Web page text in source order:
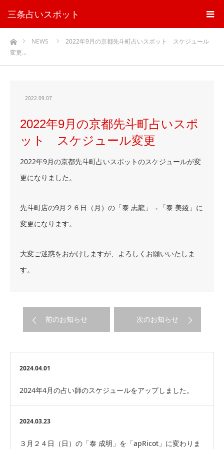
三条占いスポット
ホームNEWS
2022年9月の京都先斗町占いスポット スケジュール
変更…
2022.09.07
2022年9月の京都先斗町占いスポ
ット スケジュール変更
2022年9月の京都先斗町占いスポットのスケジュールが変
更になりました。
先斗町店の9月２６日（月）の「泰 志龍」→「泰 美綾」に
変更になります。
大変ご迷惑をおかけしますが、よろしくお願いいたしま
す。
前のお知らせ 次のお知らせ
2024.04.01
2024年4月の占い師のスケジュールをアップしました。
2024.03.23
３月２４日（日）の「泰 成明」を「apRicot」に変わりま